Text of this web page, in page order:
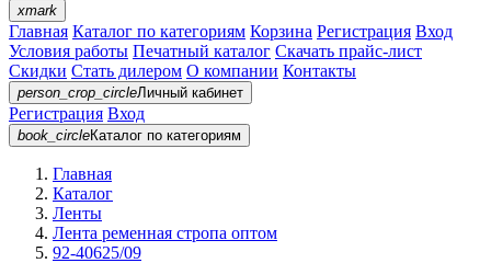
xmark
Главная Каталог по категориям Корзина Регистрация Вход
Условия работы Печатный каталог Скачать прайс-лист
Скидки Стать дилером О компании Контакты
person_crop_circleЛичный кабинет
Регистрация Вход
book_circleКаталог по категориям
Главная
Каталог
Ленты
Лента ременная стропа оптом
92-40625/09